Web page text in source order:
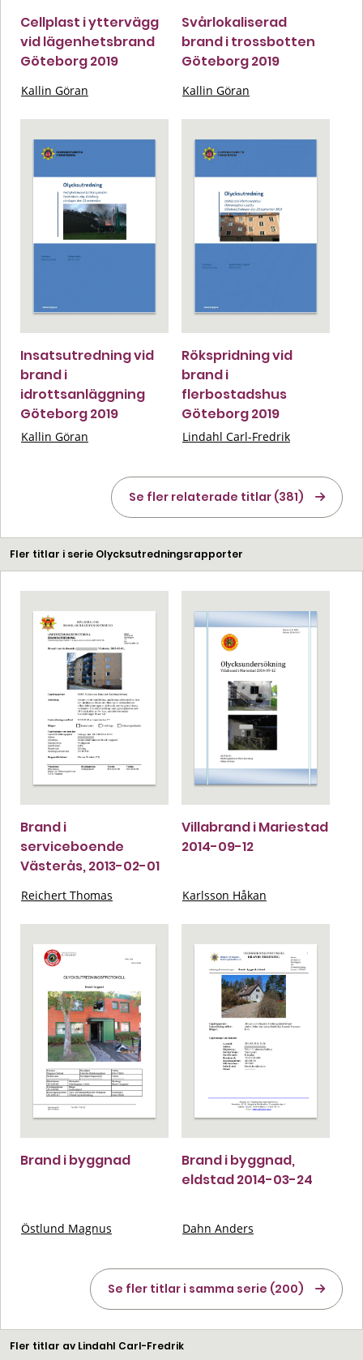
Cellplast i yttervägg
vid lägenhetsbrand
Göteborg 2019
Kallin Göran
Svårlokaliserad
brand i trossbotten
Göteborg 2019
Kallin Göran
Insatsutredning vid
brand i
idrottsanläggning
Göteborg 2019
Kallin Göran
Rökspridning vid
brand i
flerbostadshus
Göteborg 2019
Lindahl Carl-Fredrik
Se fler relaterade titlar (381)
Fler titlar i serie Olycksutredningsrapporter
Brand i
serviceboende
Västerås, 2013-02-01
Reichert Thomas
Villabrand i Mariestad
2014-09-12
Karlsson Håkan
Brand i byggnad
Östlund Magnus
Brand i byggnad,
eldstad 2014-03-24
Dahn Anders
Se fler titlar i samma serie (200)
Fler titlar av Lindahl Carl-Fredrik